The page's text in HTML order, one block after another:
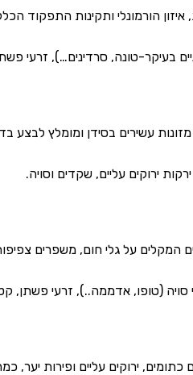
עשירים בסידן ומומלץ לבצע
ירוקים עליים, שקדים וסויה.
המקלים על גלי חום, משפרים
סויה (טופו, אדממה..), זרעי פשתן,
ירוקים עליים ופירות יער,